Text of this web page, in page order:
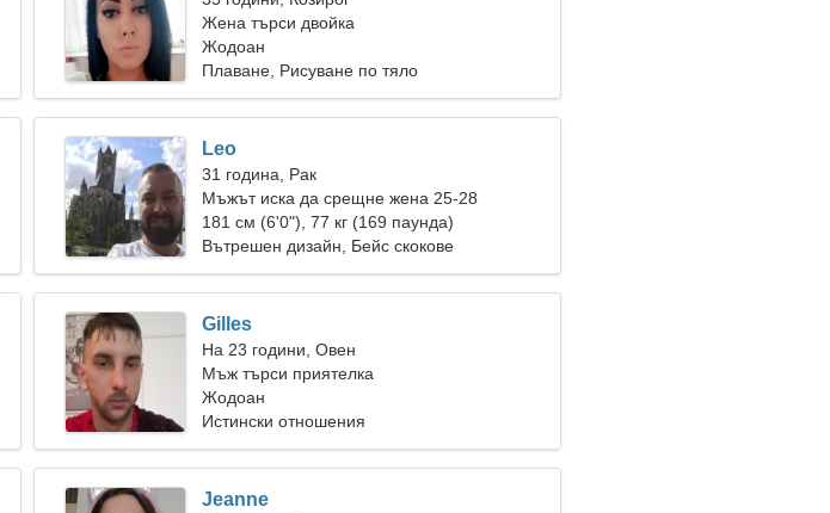
Жена търси двойка
Жодоан
Плаване, Рисуване по тяло
Leo
31 година, Рак
Мъжът иска да срещне жена 25-28
181 см (6'0"), 77 кг (169 паунда)
Вътрешен дизайн, Бейс скокове
Gilles
На 23 години, Овен
Мъж търси приятелка
Жодоан
Истински отношения
Jeanne